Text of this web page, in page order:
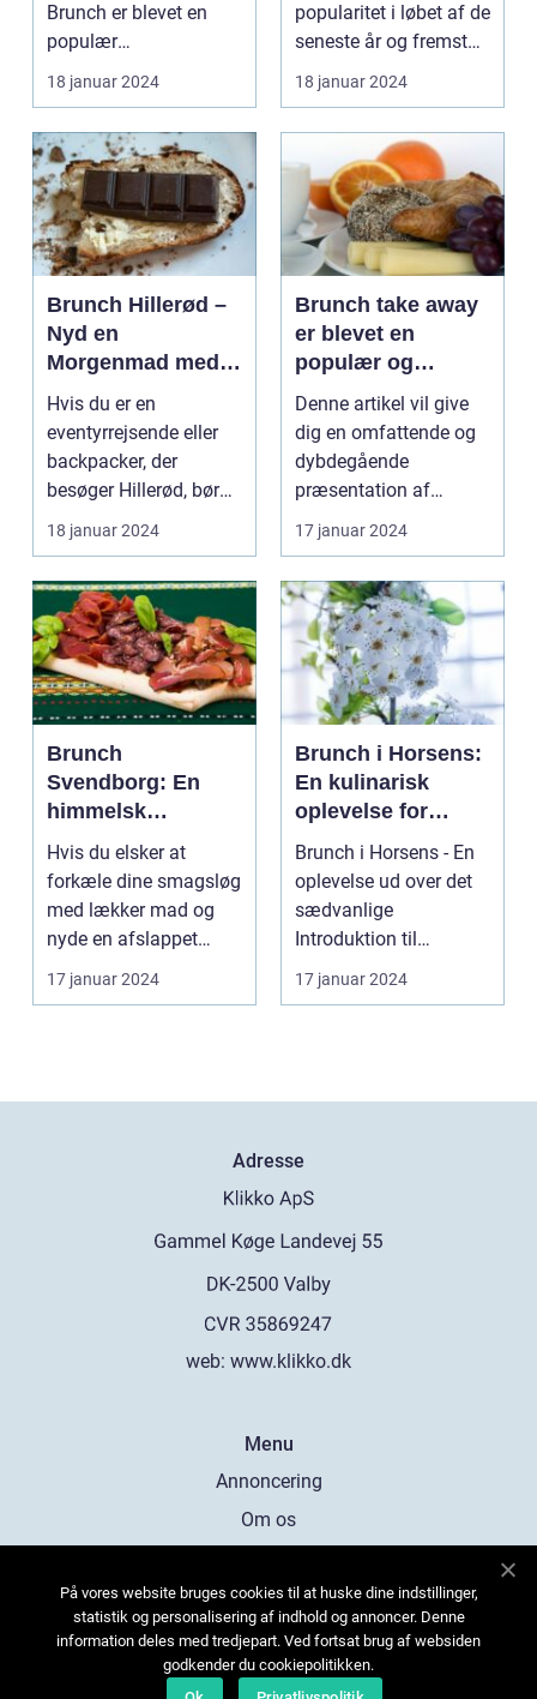
Brunch er blevet en
populær
spiseoplevelse, der
kombinerer ...
18 januar 2024
popularitet i løbet af de
seneste år og fremstår
som en perfe...
18 januar 2024
Brunch Hillerød –
Nyd en
Morgenmad med
Et Twist
Hvis du er en
eventyrrejsende eller
backpacker, der
besøger Hillerød, bør
du ikke gå glip af
byens f...
18 januar 2024
Brunch take away
er blevet en
populær og
praktisk måde at
nyde en lækker
brunchoplevelse
på, uanset hvor
man befinder sig
Denne artikel vil give
dig en omfattende og
dybdegående
præsentation af
brunch take away og
de vigti...
17 januar 2024
Brunch
Svendborg: En
himmelsk
oplevelse i hjertet
af Danmark
Hvis du elsker at
forkæle dine smagsløg
med lækker mad og
nyde en afslappet
atmosfære, så er
brunch ...
17 januar 2024
Brunch i Horsens:
En kulinarisk
oplevelse for
eventyrrejsende
og backpackere
Brunch i Horsens - En
oplevelse ud over det
sædvanlige
Introduktion til
brunchkulturen i
17 januar 2024
Adresse
web: www.klikko.dk
Menu
Annoncering
Om os
Kontakt os
Sitemap
På vores website bruges cookies til at huske dine indstillinger,
statistik og personalisering af indhold og annoncer. Denne
information deles med tredjepart. Ved fortsat brug af websiden
godkender du cookiepolitikken.